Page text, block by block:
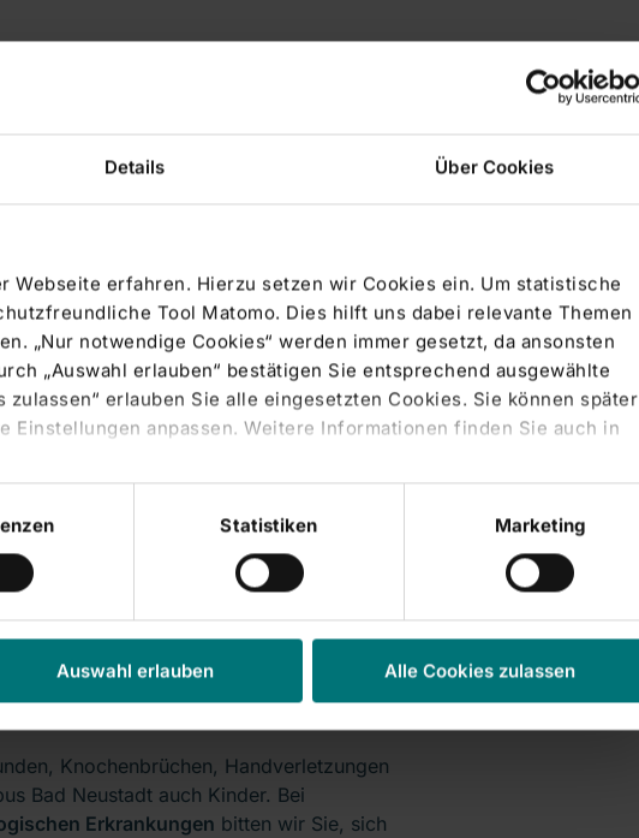
Details Über Cookies
Webseite erfahren. Hierzu setzen wir Cookies ein. Um statistische
Tool Matomo. Dies hilft uns dabei relevante Themen
„Nur notwendige Cookies“ werden immer gesetzt, da ansonsten
„Auswahl erlauben“ bestätigen Sie entsprechend ausgewählte
zulassen“ erlauben Sie alle eingesetzten Cookies. Sie können später
Einstellungen anpassen. Weitere Informationen finden Sie auch in
Statistiken Marketing
Auswahl erlauben Alle Cookies zulassen
die Kinderarztpraxis die erste
Infekte, Ausschläge, kleine
Öffnungszeiten der
Bereitschaftspraxis Main-
sich in der Kinderklinik des Leopoldina-
www.bpxmainrhoen.de
schweren Verletzungen, Nackensteife
Leitstelle unter der Rufnummer112. Die
zu Ihnen schicken. Ihr Kind kann
Knochenbrüchen, Handverletzungen
Bad Neustadt auch Kinder. Bei
Erkrankungen bitten wir Sie, sich